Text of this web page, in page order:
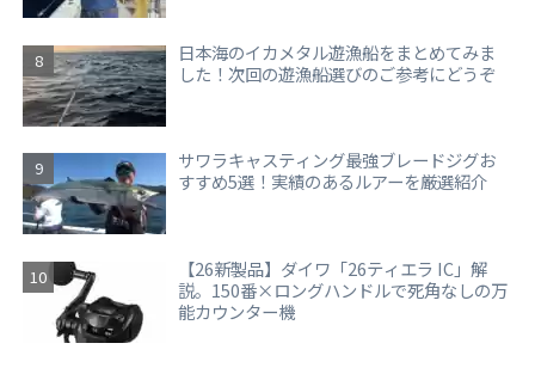
日本海のイカメタル遊漁船をまとめてみま
した！次回の遊漁船選びのご参考にどうぞ
サワラキャスティング最強ブレードジグお
すすめ5選！実績のあるルアーを厳選紹介
【26新製品】ダイワ「26ティエラ IC」解
説。150番×ロングハンドルで死角なしの万
能カウンター機